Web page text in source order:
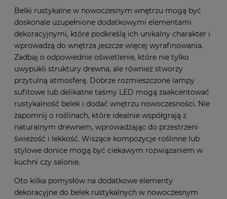
Belki rustykalne w nowoczesnym wnętrzu mogą być
doskonale uzupełnione dodatkowymi elementami
dekoracyjnymi, które podkreślą ich unikalny charakter i
wprowadzą do wnętrza jeszcze więcej wyrafinowania.
Zadbaj o odpowiednie oświetlenie, które nie tylko
uwypukli struktury drewna, ale również stworzy
przytulną atmosferę. Dobrze rozmieszczone lampy
sufitowe lub delikatne taśmy LED mogą zaakcentować
rustykalność belek i dodać wnętrzu nowoczesności. Nie
zapomnij o roślinach, które idealnie współgrają z
naturalnym drewnem, wprowadzając do przestrzeni
świeżość i lekkość. Wiszące kompozycje roślinne lub
stylowe donice mogą być ciekawym rozwiązaniem w
kuchni czy salonie.
Oto kilka pomysłów na dodatkowe elementy
dekoracyjne do belek rustykalnych w nowoczesnym